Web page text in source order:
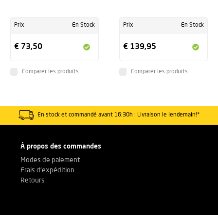
Prix En Stock
€ 73,50
Comparer les produits
Prix En Stock
€ 139,95
Comparer les produits
En stock et commandé avant 16:30h : Livraison le lendemain!*
À propos des commandes
Modes de paiement
Frais d'expédition
Retours